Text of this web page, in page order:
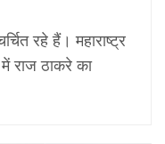
रहे हैं। महाराष्ट्र
राज ठाकरे का